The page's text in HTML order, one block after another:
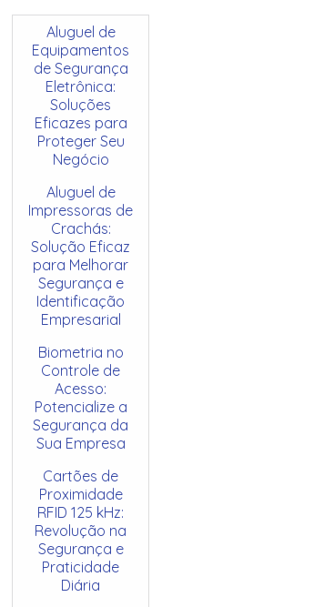
Aluguel de
Equipamentos
de Segurança
Eletrônica:
Soluções
Eficazes para
Proteger Seu
Negócio
Aluguel de
Impressoras de
Crachás:
Solução Eficaz
para Melhorar
Segurança e
Identificação
Empresarial
Biometria no
Controle de
Acesso:
Potencialize a
Segurança da
Sua Empresa
Cartões de
Proximidade
RFID 125 kHz:
Revolução na
Segurança e
Praticidade
Diária